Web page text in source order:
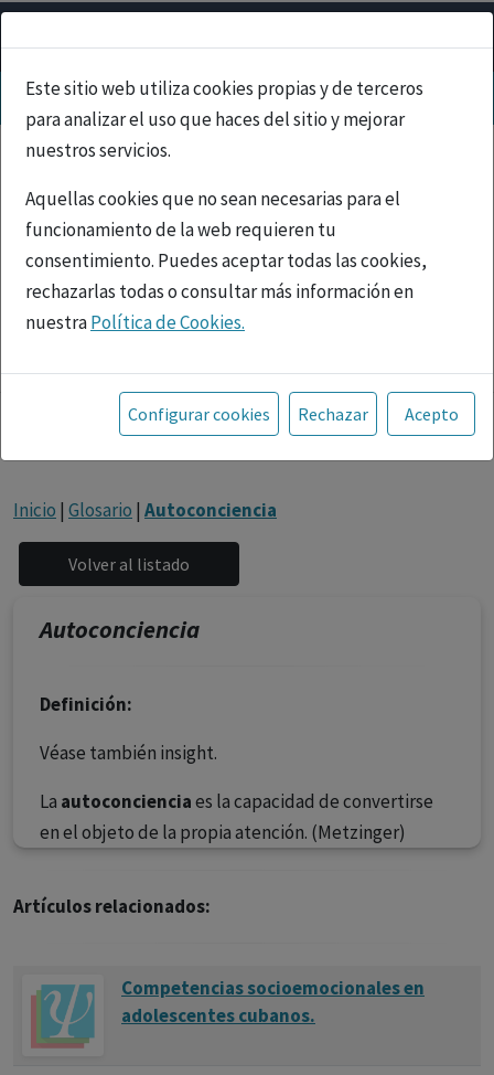
Este sitio web utiliza cookies propias y de terceros
para analizar el uso que haces del sitio y mejorar
nuestros servicios.
Aquellas cookies que no sean necesarias para el
funcionamiento de la web requieren tu
consentimiento. Puedes aceptar todas las cookies,
rechazarlas todas o consultar más información en
nuestraPolítica de Cookies.
Toda la información incluida en la Página Web está
referida a productos del mercado español y, por
tanto, dirigida a profesionales sanitarios legalmente
facultados para prescribir o dispensar medicamentos
fármacos se facilita a título meramente informativo,
siendo responsabilidad de los profesionales
facultados prescribir medicamentos y decidir, en cada
caso concreto, el tratamiento más adecuado a las
Configurar cookies Rechazar Acepto
Inicio | Glosario | Autoconciencia
Autoconciencia
Definición:
Véase también insight.
La autoconcienciaes la capacidad de convertirse
en el objeto de la propia atención. (Metzinger)
Artículos relacionados:
Competencias socioemocionales en
adolescentes cubanos.